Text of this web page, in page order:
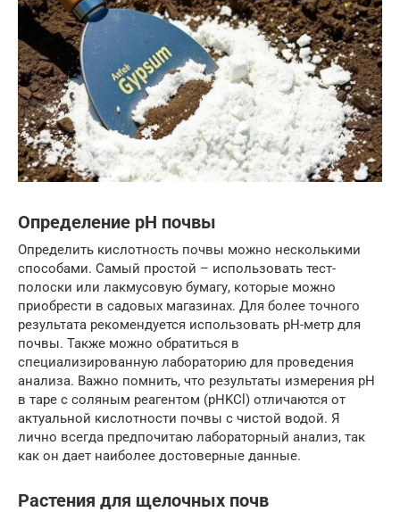
Определение pH почвы
Определить кислотность почвы можно несколькими
способами. Самый простой – использовать тест-
полоски или лакмусовую бумагу, которые можно
приобрести в садовых магазинах. Для более точного
результата рекомендуется использовать pH-метр для
почвы. Также можно обратиться в
специализированную лабораторию для проведения
анализа. Важно помнить, что результаты измерения pH
в таре с соляным реагентом (pHKCl) отличаются от
актуальной кислотности почвы с чистой водой. Я
лично всегда предпочитаю лабораторный анализ, так
как он дает наиболее достоверные данные.
Растения для щелочных почв